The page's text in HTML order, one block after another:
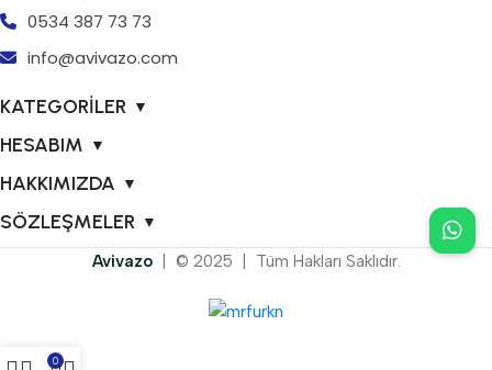
0534 387 73 73
info@avivazo.com
KATEGORİLER ▼
HESABIM ▼
HAKKIMIZDA ▼
SÖZLEŞMELER ▼
Avivazo | © 2025 | Tüm Hakları Saklıdır.
0